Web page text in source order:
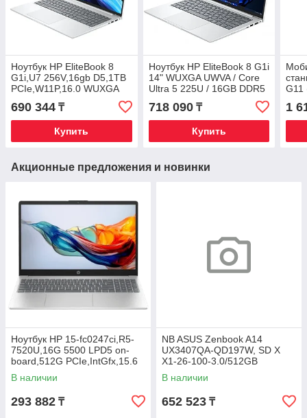
Ноутбук HP EliteBook 8
G1i,U7 256V,16gb D5,1TB
PCIe,W11P,16.0 WUXGA
300,1yw,3ywOFF,5MP
IR,BL KBD
690 344 ₸
Купить
Ноутбук HP EliteBook 8 G1i
14" WUXGA UWVA / Core
Ultra 5 225U / 16GB DDR5
/ 512GB SSD / Intel
Graphics / Win11 Pro / 3Y
Warranty
718 090₸
Купить
G11
1
Акционные предложения и новинки
Ноутбук HP 15-fc0247ci,R5-
7520U,16G 5500 LPD5 on-
board,512G PCIe,IntGfx,15.6
FHD IPS 300nt,DOS,Nat
Silver,720p
В наличии
293 882 ₸
NB ASUS Zenbook A14
UX3407QA-QD197W, SD X
X1-26-100-3.0/512GB
SSD/16GB/14"WUXGA/WIN11
В наличии
652 523 ₸